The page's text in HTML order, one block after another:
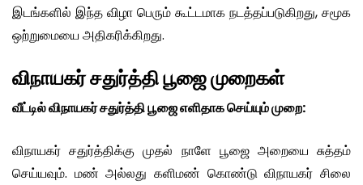
இடங்களில் இந்த விழா பெரும் கூட்டமாக நடத்தப்படுகிறது, சமூக
ஒற்றுமையை அதிகரிக்கிறது.
விநாயகர் சதுர்த்தி பூஜை முறைகள்
வீட்டில் விநாயகர் சதுர்த்தி பூஜை எளிதாக செய்யும் முறை:
விநாயகர் சதுர்த்திக்கு முதல் நாளே பூஜை அறையை சுத்தம்
செய்யவும். மண் அல்லது களிமண் கொண்டு விநாயகர் சிலை